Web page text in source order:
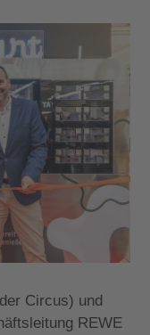
Circus) und
REWE